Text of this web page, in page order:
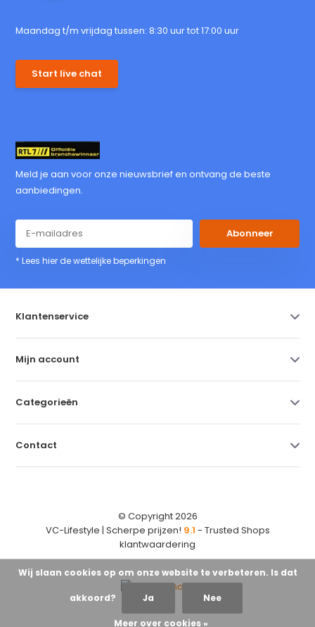
Maandag t/m vrijdag tussen: 8:30 uur tot 17:00 uur
Start live chat
Meld je aan voor onze nieuwsbrief en ontvang de beste
aanbiedingen.
Abonneer
* Lees hier de wettelijke beperkingen
Klantenservice
Mijn account
Categorieën
Contact
© Copyright 2026
VC-Lifestyle | Scherpe prijzen! 9.1 - Trusted Shops
klantwaardering
Wij slaan cookies op om onze website te verbeteren. Is dat
akkoord? Ja Nee
Meer over cookies »